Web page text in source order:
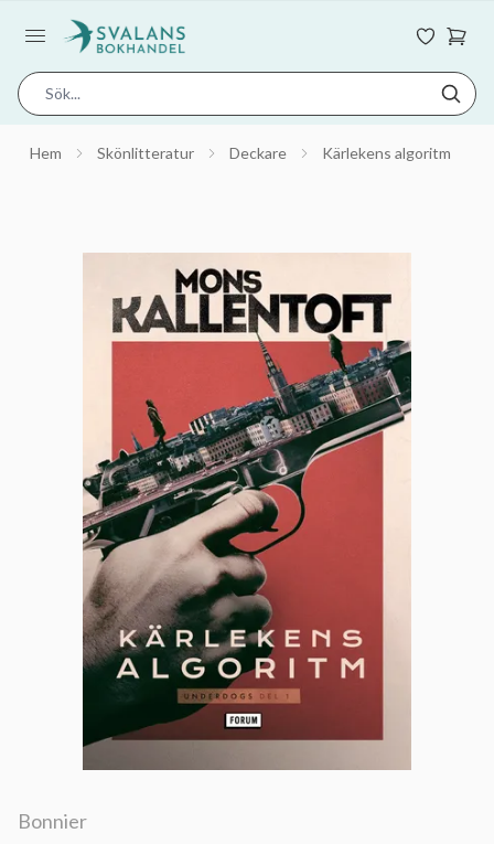
Hem Skönlitteratur Deckare Kärlekens algoritm
Bonnier